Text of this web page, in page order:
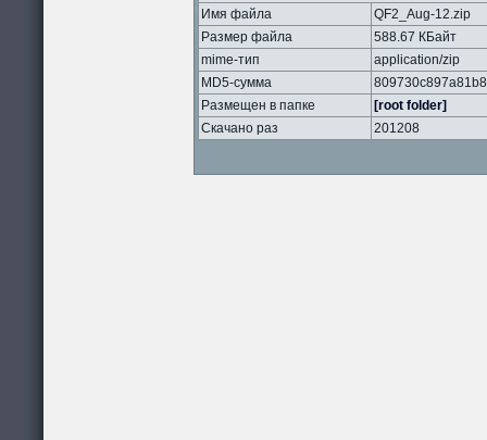
Имя файла
QF2_Aug-12.zip
Размер файла
588.67 КБайт
mime-тип
application/zip
MD5-сумма
Размещен в папке
[root folder]
Скачано раз
201208